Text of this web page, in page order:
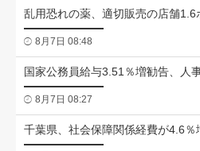
乱用恐れの薬、適切販売の店舗1.6
8月7日 08:48
国家公務員給与3.51％増勧告、人
8月7日 08:27
千葉県、社会保障関係経費が4.6